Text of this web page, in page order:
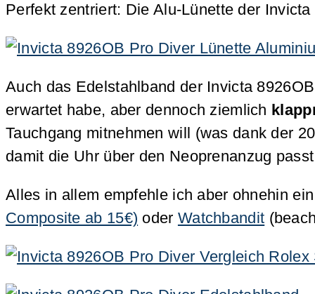
Perfekt zentriert: Die Alu-Lünette der
Auch das Edelstahlband der Invicta
erwartet habe, aber dennoch ziemlich
Tauchgang mitnehmen will (was dank der
damit die Uhr über den Neoprenanzug
Alles in allem empfehle ich aber ohnehin
Composite ab 15€) oder Watchbandit